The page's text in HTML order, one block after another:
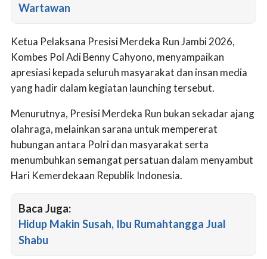
Wartawan
Ketua Pelaksana Presisi Merdeka Run Jambi 2026,
Kombes Pol Adi Benny Cahyono, menyampaikan
apresiasi kepada seluruh masyarakat dan insan media
yang hadir dalam kegiatan launching tersebut.
Menurutnya, Presisi Merdeka Run bukan sekadar ajang
olahraga, melainkan sarana untuk mempererat
hubungan antara Polri dan masyarakat serta
menumbuhkan semangat persatuan dalam menyambut
Hari Kemerdekaan Republik Indonesia.
Baca Juga:
Hidup Makin Susah, Ibu Rumahtangga Jual
Shabu